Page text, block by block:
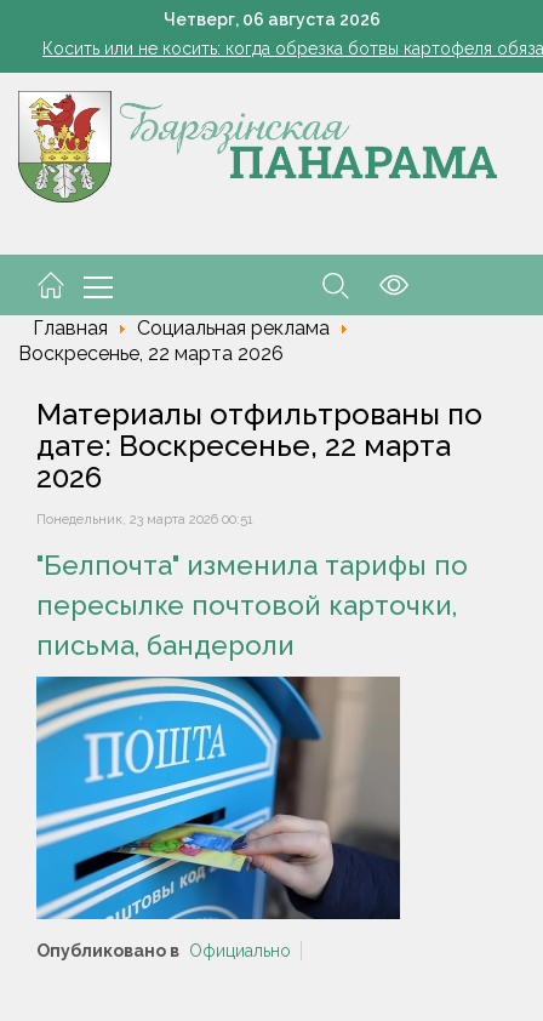
Четверг, 06 августа 2026
Семинар-совещание по охране труда профсоюза
Косить или не косить: когда обрезка ботвы картофеля
философию отношений с Алжиром и предложил ускорить
рабочем месте. Обязательные правила для работодателей
Семинар-совещание по охране труда профсоюза
философию отношений с Алжиром и предложил ускорить
Главная
Социальная реклама
Воскресенье, 22 марта 2026
Материалы отфильтрованы по
дате: Воскресенье, 22 марта
2026
Понедельник, 23 марта 2026 00:51
"Белпочта" изменила тарифы по
пересылке почтовой карточки,
письма, бандероли
Опубликовано в Официально